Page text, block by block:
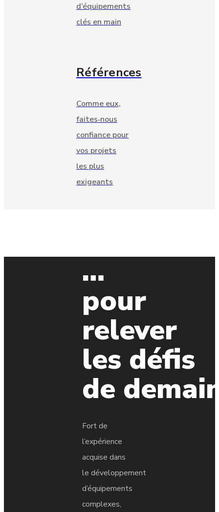
d’équipements
clés en main
Références
Comme eux,
faites‑nous
confiance pour
vos projets
les plus
exigeants
…
pour
relever
les défis
de
Fort de
l’expérience
acquise dans
le développement
d’équipements
complexes,